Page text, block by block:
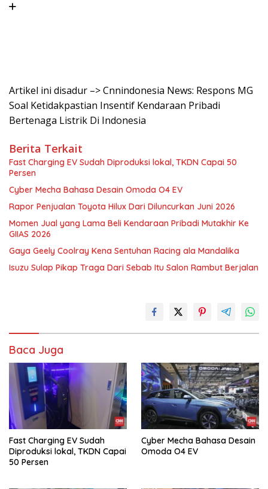
Artikel ini disadur –> Cnnindonesia News: Respons MG
Soal Ketidakpastian Insentif Kendaraan Pribadi
Bertenaga Listrik Di Indonesia
Berita Terkait
Fast Charging EV Sudah Diproduksi lokal, TKDN Capai 50
Persen
Cyber Mecha Bahasa Desain Omoda O4 EV
Rapor Penjualan Toyota Hilux Dari Diluncurkan Juni 2026
Momen Jual yang Lama Beli Kendaraan Pribadi Mutakhir Ke
GIIAS 2026
Gaya Geely Coolray Kena Sentuhan Racing ala Mandalika
Isuzu Sulap Pikap Traga Dari Sebab Itu Salon Rambut Berjalan
Baca Juga
Fast Charging EV Sudah
Diproduksi lokal, TKDN Capai
50 Persen
Cyber Mecha Bahasa Desain
Omoda O4 EV